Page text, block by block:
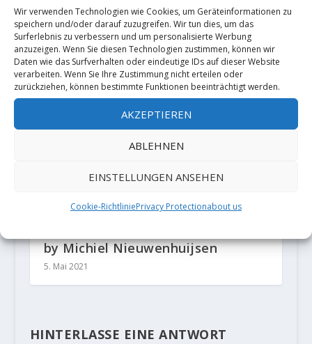
Wir verwenden Technologien wie Cookies, um Geräteinformationen zu
speichern und/oder darauf zuzugreifen. Wir tun dies, um das
Surferlebnis zu verbessern und um personalisierte Werbung
anzuzeigen. Wenn Sie diesen Technologien zustimmen, können wir
Daten wie das Surfverhalten oder eindeutige IDs auf dieser Website
verarbeiten. Wenn Sie Ihre Zustimmung nicht erteilen oder
zurückziehen, können bestimmte Funktionen beeinträchtigt werden.
AKZEPTIEREN
ABLEHNEN
EINSTELLUNGEN ANSEHEN
Cookie-RichtliniePrivacy Protectionabout us
by Michiel Nieuwenhuijsen
5. Mai 2021
HINTERLASSE EINE ANTWORT